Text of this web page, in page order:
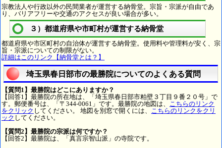
宗教法人や行政以外の民間業者が運営する納骨堂。宗旨・宗派が自由であ
り、バリアフリーや交通のアクセスが良い場合が多い。
３）都道府県や市町村が運営する納骨堂
都道府県や市区町村の自治体が運営する納骨堂。使用料や管理料が安く、宗
旨・宗派についての制限がない。
詳細はこのリンク【納骨堂とは？】
埼玉県春日部市の最勝院についてのよくある質問
【質問1】最勝院はどこにありますか？
【回答1】最勝院の所在地は、「埼玉県春日部市粕壁３丁目９番２０号」で
す。郵便番号は、「〒344-0061」です。最勝院の地図は、 こちらのリンク
をクリック してください。 地図を別窓で開くには、 こちらのリンクをクリ
ック してください。
【質問2】最勝院の宗派は何ですか？
【回答2】最勝院は、「真言宗智山派」の寺院です。